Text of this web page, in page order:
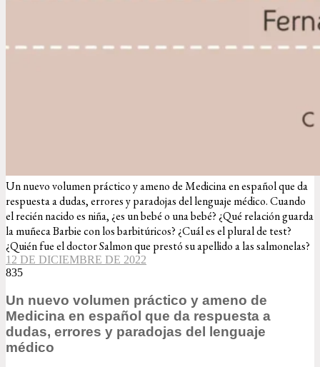
Un nuevo volumen práctico y ameno de Medicina en español que da
respuesta a dudas, errores y paradojas del lenguaje médico. Cuando
el recién nacido es niña, ¿es un bebé o una bebé? ¿Qué relación guarda
la muñeca Barbie con los barbitúricos? ¿Cuál es el plural de test?
¿Quién fue el doctor Salmon que prestó su apellido a las salmonelas?
12 DE DICIEMBRE DE 2022
835
Un nuevo volumen práctico y ameno de
Medicina en español que da respuesta a
dudas, errores y paradojas del lenguaje
médico